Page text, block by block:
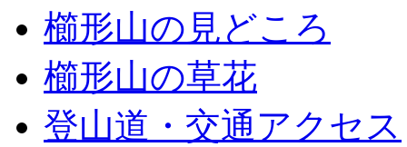
櫛形山の見どころ
櫛形山の草花
登山道・交通アクセス